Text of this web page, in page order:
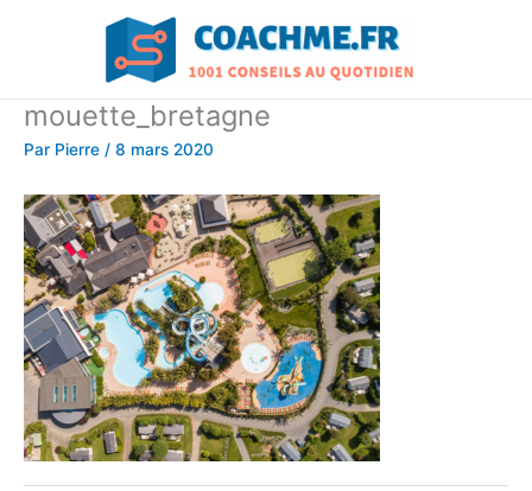
mouette_bretagne
Par Pierre / 8 mars 2020